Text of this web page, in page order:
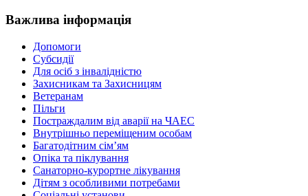
Важлива інформація
Допомоги
Субсидії
Для осіб з інвалідністю
Захисникам та Захисницям
Ветеранам
Пільги
Постраждалим від аварії на ЧАЕС
Внутрішньо переміщеним особам
Багатодітним сім’ям
Опіка та піклування
Санаторно-курортне лікування
Дітям з особливими потребами